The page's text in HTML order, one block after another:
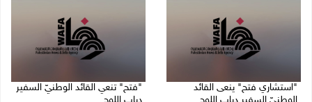
"استشاري فتح" ينعى القائد
"فتح" تنعي القائد الوطنيّ السفير